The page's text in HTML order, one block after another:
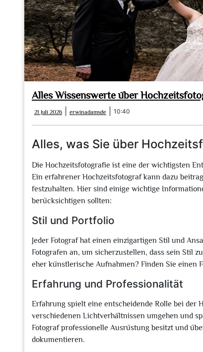
Alles Wissenswerte über
21 Juli 2026
Juli
2026
erwinadamsde erwinadamsde
10:40
Alles, was Sie über
Die Hochzeitsfotografie ist eine der wichtigsten
Ein erfahrener Hochzeitsfotograf kann dazu
festzuhalten. Hier sind einige wichtige
berücksichtigen sollten:
Stil und Portfolio
Jeder Fotograf hat einen einzigartigen Stil und
Fotografen an, um sicherzustellen, dass sein Stil
eher künstlerische Aufnahmen? Finden Sie einen
Erfahrung und Professionalität
Erfahrung spielt eine entscheidende Rolle bei der
verschiedenen Lichtverhältnissen umgehen und
Fotograf professionelle Ausrüstung besitzt und
dokumentieren.